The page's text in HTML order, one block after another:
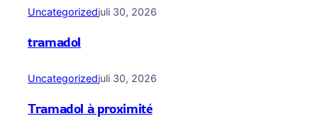
Uncategorizedjuli 30, 2026
tramadol
Uncategorizedjuli 30, 2026
Tramadol à proximité